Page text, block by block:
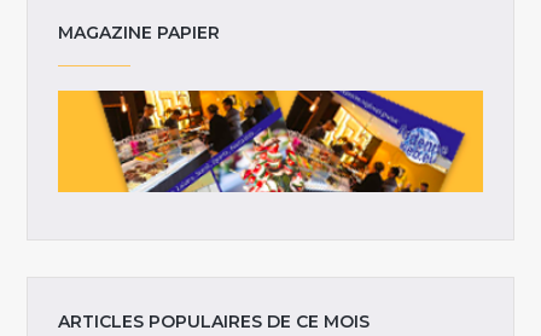
MAGAZINE PAPIER
ARTICLES POPULAIRES DE CE MOIS